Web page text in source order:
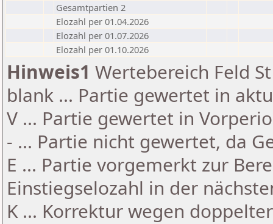
Gesamtpartien 2
Elozahl per 01.04.2026
Elozahl per 01.07.2026
Elozahl per 01.10.2026
Hinweis1 Wertebereich Feld
blank ... Partie gewertet in
V ... Partie gewertet in
- ... Partie nicht gewertet, da
E ... Partie vorgemerkt zur
Einstiegselozahl in der
K ... Korrektur wegen